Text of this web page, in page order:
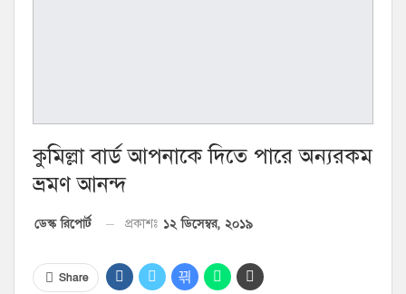
কুমিল্লা বার্ড আপনাকে দিতে পারে অন্যরকম
ভ্রমণ আনন্দ
ডেস্ক রিপোর্ট প্রকাশঃ ১২ ডিসেম্বর, ২০১৯
Share